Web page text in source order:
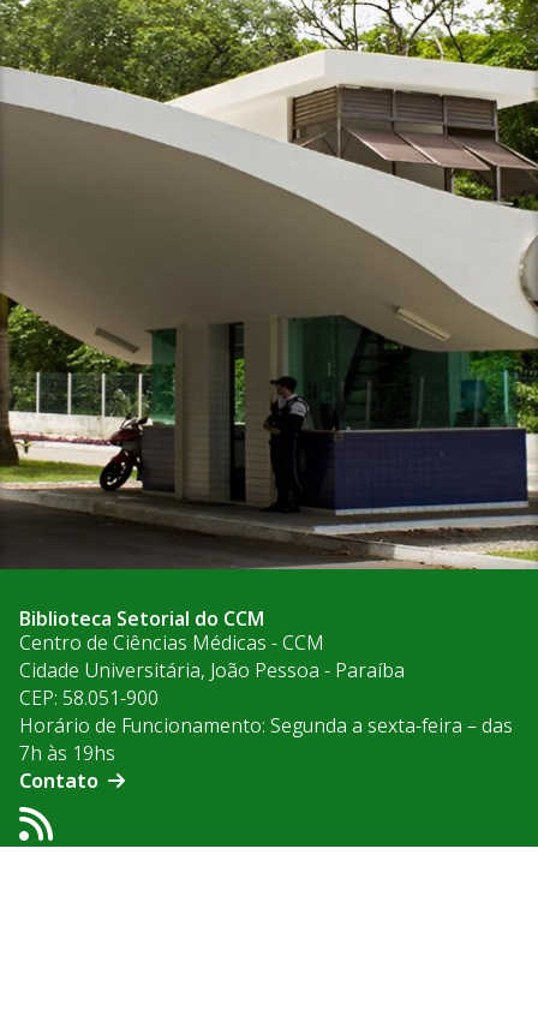
Biblioteca Setorial do CCM
Centro de Ciências Médicas - CCM
Cidade Universitária, João Pessoa - Paraíba
CEP: 58.051-900
Horário de Funcionamento: Segunda a sexta-feira – das
7h às 19hs
Contato